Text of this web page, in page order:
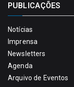
PUBLICAÇÕES
Notícias
Imprensa
Newsletters
Agenda
Arquivo de Eventos